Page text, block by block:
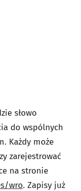
słowo
do wspólnych
Każdy może
zarejestrować
na stronie
wro. Zapisy już